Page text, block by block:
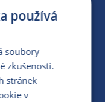
používá
soubory
zkušenosti.
stránek
v